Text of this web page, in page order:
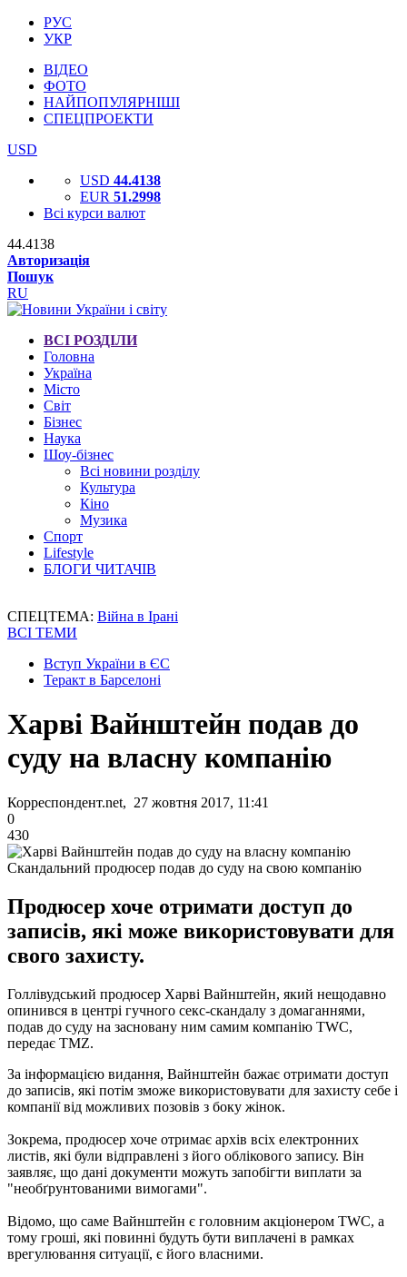
РУС
УКР
ВІДЕО
ФОТО
НАЙПОПУЛЯРНІШІ
СПЕЦПРОЕКТИ
USD
USD 44.4138
EUR 51.2998
Всі курси валют
44.4138
Авторизація
Пошук
RU
ВСІ РОЗДІЛИ
Головна
Україна
Місто
Світ
Бізнес
Наука
Шоу-бізнес
Всі новини розділу
Культура
Кіно
Музика
Спорт
Lifestyle
БЛОГИ ЧИТАЧІВ
СПЕЦТЕМА: Війна в Ірані
ВСІ ТЕМИ
Вступ України в ЄС
Теракт в Барселоні
Харві Вайнштейн подав до
суду на власну компанію
Корреспондент.net, 27 жовтня 2017, 11:41
0
430
Скандальний продюсер подав до суду на свою компанію
Продюсер хоче отримати доступ до
записів, які може використовувати для
свого захисту.
Голлівудський продюсер Харві Вайнштейн, який нещодавно
опинився в центрі гучного секс-скандалу з домаганнями,
подав до суду на засновану ним самим компанію TWC,
передає TMZ.
За інформацією видання, Вайнштейн бажає отримати доступ
до записів, які потім зможе використовувати для захисту себе і
компанії від можливих позовів з боку жінок.
Зокрема, продюсер хоче отримає архів всіх електронних
листів, які були відправлені з його облікового запису. Він
заявляє, що дані документи можуть запобігти виплати за
"необґрунтованими вимогами".
Відомо, що саме Вайнштейн є головним акціонером TWC, а
тому гроші, які повинні будуть бути виплачені в рамках
врегулювання ситуації, є його власними.